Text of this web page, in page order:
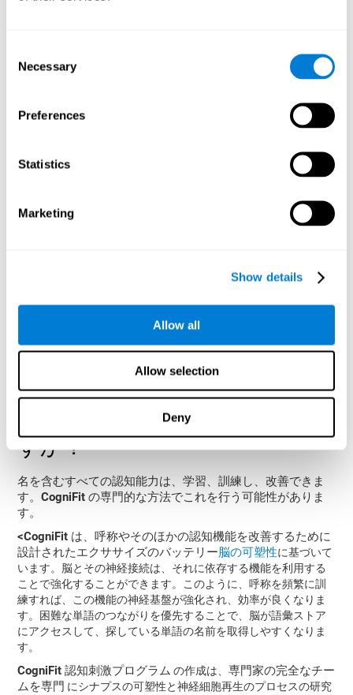
Selection
Necessary
Preferences
Statistics
Marketing
Show details
Allow all
Allow selection
Deny
的には、呼称能力を評価するために、別のタスクがあり、
ユーザーの単語の呼称能力を正確に評価することができま
NEPSY、コークマン、カークとケンプ (1998) タスクで作り
出されました。これらのタスクでは、呼称能力に加えて、
:時間の短い期間の間に画面
つの文字を一覧表示されます、1 つだけされるターゲッ
ト文字オブジェクトの名前の最初の文字に対応します。
: オブジェクトは、画像や音声によ
していないことを示す必要があります。
REST-COMお問い合わせのテスト: 短時間のためにオブジ
ェクトが表示されます。その後、できるだけ早く提示画像
呼称能力をどのように改善しま
すか？
名を含むすべての認知能力は、学習、訓練し、改善できま
す。CogniFit の専門的な方法でこれを行う可能性がありま
す。
<CogniFit は、呼称やそのほかの認知機能を改善するために
設計されたエクササイズのバッテリー脳の可塑性に基づいて
います。脳とその神経接続は、それに依存する機能を利用する
ことで強化することができます。このように、呼称を頻繁に訓
練すれば、この機能の神経基盤が強化され、効率が良くなりま
す。困難な単語のつながりを優先することで、脳が語彙ストア
にアクセスして、探している単語の名前を取得しやすくなりま
す。
CogniFit 認知刺激プログラム の作成は、専門家の完全なチー
ムを専門 にシナプスの可塑性と神経細胞再生のプロセスの研究